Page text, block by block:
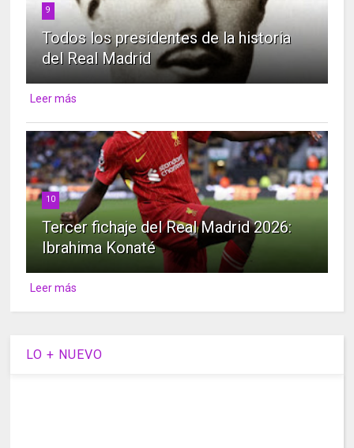
9
Todos los presidentes de la historia
del Real Madrid
Leer más
10
Tercer fichaje del Real Madrid 2026:
Ibrahima Konaté
Leer más
LO + NUEVO